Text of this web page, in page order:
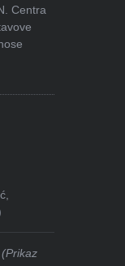
Centra
(Prikaz